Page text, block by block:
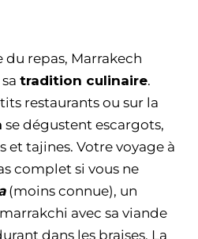
du repas, Marrakech
tradition culinaire.
restaurants ou sur la
se dégustent escargots,
et tajines. Votre voyage à
complet si vous ne
(moins connue), un
avec sa viande
dans les braises. La